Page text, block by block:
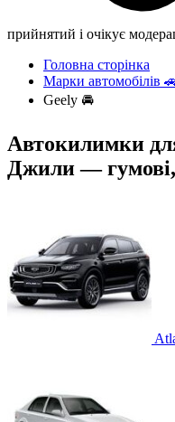
прийнятий і очікує
Головна сторінка
Марки автомобілів
Geely 🚘
Автокилимки
Джили — гумові,